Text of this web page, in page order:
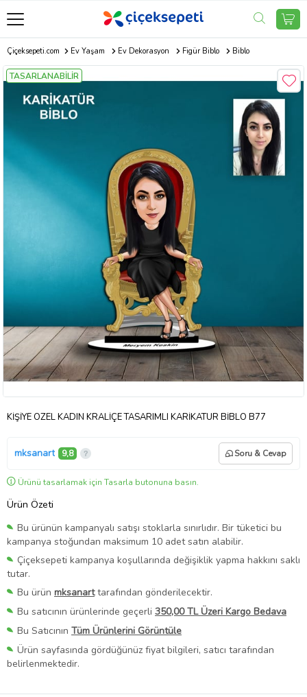
Çiçeksepeti.com Ev Yaşam Ev Dekorasyon Figür Biblo Biblo
TASARLANABİLİR
KİŞİYE ÖZEL KADIN KRALİÇE TASARIMLI KARİKATÜR BİBLO B77
mksanart 9,8 Soru & Cevap
Ürünü tasarlamak için Tasarla butonuna basın.
Ürün Özeti
Bu ürünün kampanyalı satışı stoklarla sınırlıdır. Bir tüketici bu
kampanya stoğundan maksimum 10 adet satın alabilir.
Çiçeksepeti kampanya koşullarında değişiklik yapma hakkını saklı
tutar.
Bu ürün mksanarttarafından gönderilecektir.
Bu satıcının ürünlerinde geçerli 350,00 TL Üzeri Kargo Bedava
Bu Satıcının Tüm Ürünlerini Görüntüle
Ürün sayfasında gördüğünüz fiyat bilgileri, satıcı tarafından
belirlenmektedir.